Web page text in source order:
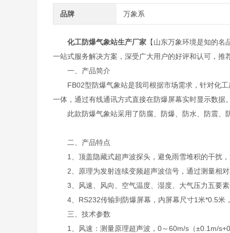
品牌 万象系
化工防爆气象站生产厂家【山东万象环境是知的名
一站式服务解决方案，深受广大用户的好评和认可，推
一、产品简介
FB02型防爆气象站是我司根据市场需求，针对化工
一体，通过有线通讯方式直接在防爆屏幕实时显示数据
此款防爆气象站采用了防腐、防爆、防水、防震、
二、产品特点
1、顶盖隐藏式超声波探头，避免雨雪堆积的干扰
2、原理为发射连续变频超声波信号，通过测量相
3、风速、风向、空气温度、湿度、大气压力五要
4、RS232传输到防爆屏幕，内屏幕尺寸1米*0.5米
三、技术参数
1、风速：测量原理超声波，0～60m/s（±0.1m/